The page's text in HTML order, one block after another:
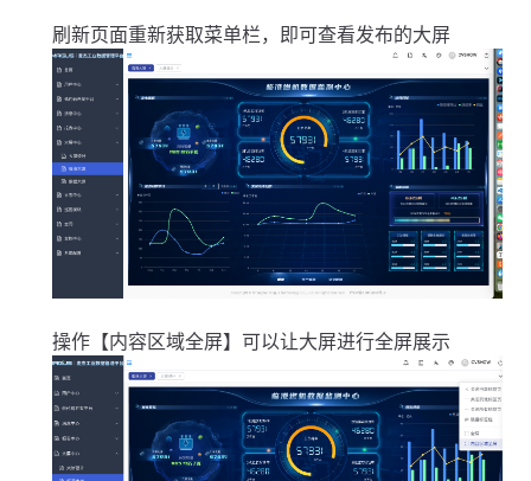
刷新页面重新获取菜单栏，即可查看发布的大屏
操作【内容区域全屏】可以让大屏进行全屏展示